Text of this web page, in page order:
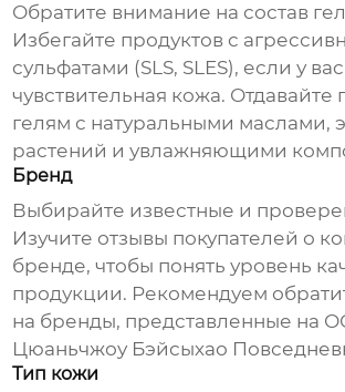
Обратите внимание на состав
Избегайте продуктов с
сульфатами (SLS, SLES), если у вас
чувствительная кожа. Отдавайте
гелям с натуральными маслами,
растений и увлажняющими
Бренд
Выбирайте известные и
Изучите отзывы покупателей о
бренде, чтобы понять уровень
продукции. Рекомендуем
на бренды, представленные на
Цюаньчжоу Бэйсыхао
Тип кожи